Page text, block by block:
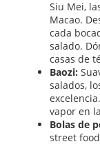
Siu Mei,
Macao.
cada
salado.
casas de
Baozi:
salados,
vapor en
Bolas de
street